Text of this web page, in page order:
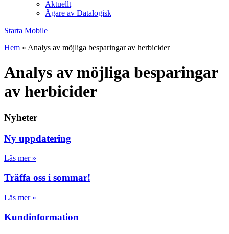
Aktuellt
Ägare av Datalogisk
Starta Mobile
Hem » Analys av möjliga besparingar av herbicider
Analys av möjliga besparingar
av herbicider
Nyheter
Ny uppdatering
Läs mer »
Träffa oss i sommar!
Läs mer »
Kundinformation